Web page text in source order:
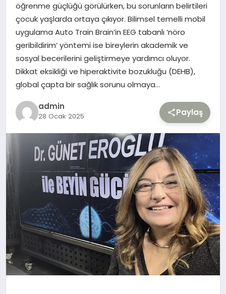
GÜNDEM
TEKNOLOJI
YAŞAM
öğrenme güçlüğü görülürken, bu sorunların belirtileri
çocuk yaşlarda ortaya çıkıyor. Bilimsel temelli mobil
uygulama Auto Train Brain’in EEG tabanlı ‘nöro
geribildirim’ yöntemi ise bireylerin akademik ve
sosyal becerilerini geliştirmeye yardımcı oluyor.
Dikkat eksikliği ve hiperaktivite bozukluğu (DEHB),
global çapta bir sağlık sorunu olmaya…
admin
28 Ocak 2025 Paylaş